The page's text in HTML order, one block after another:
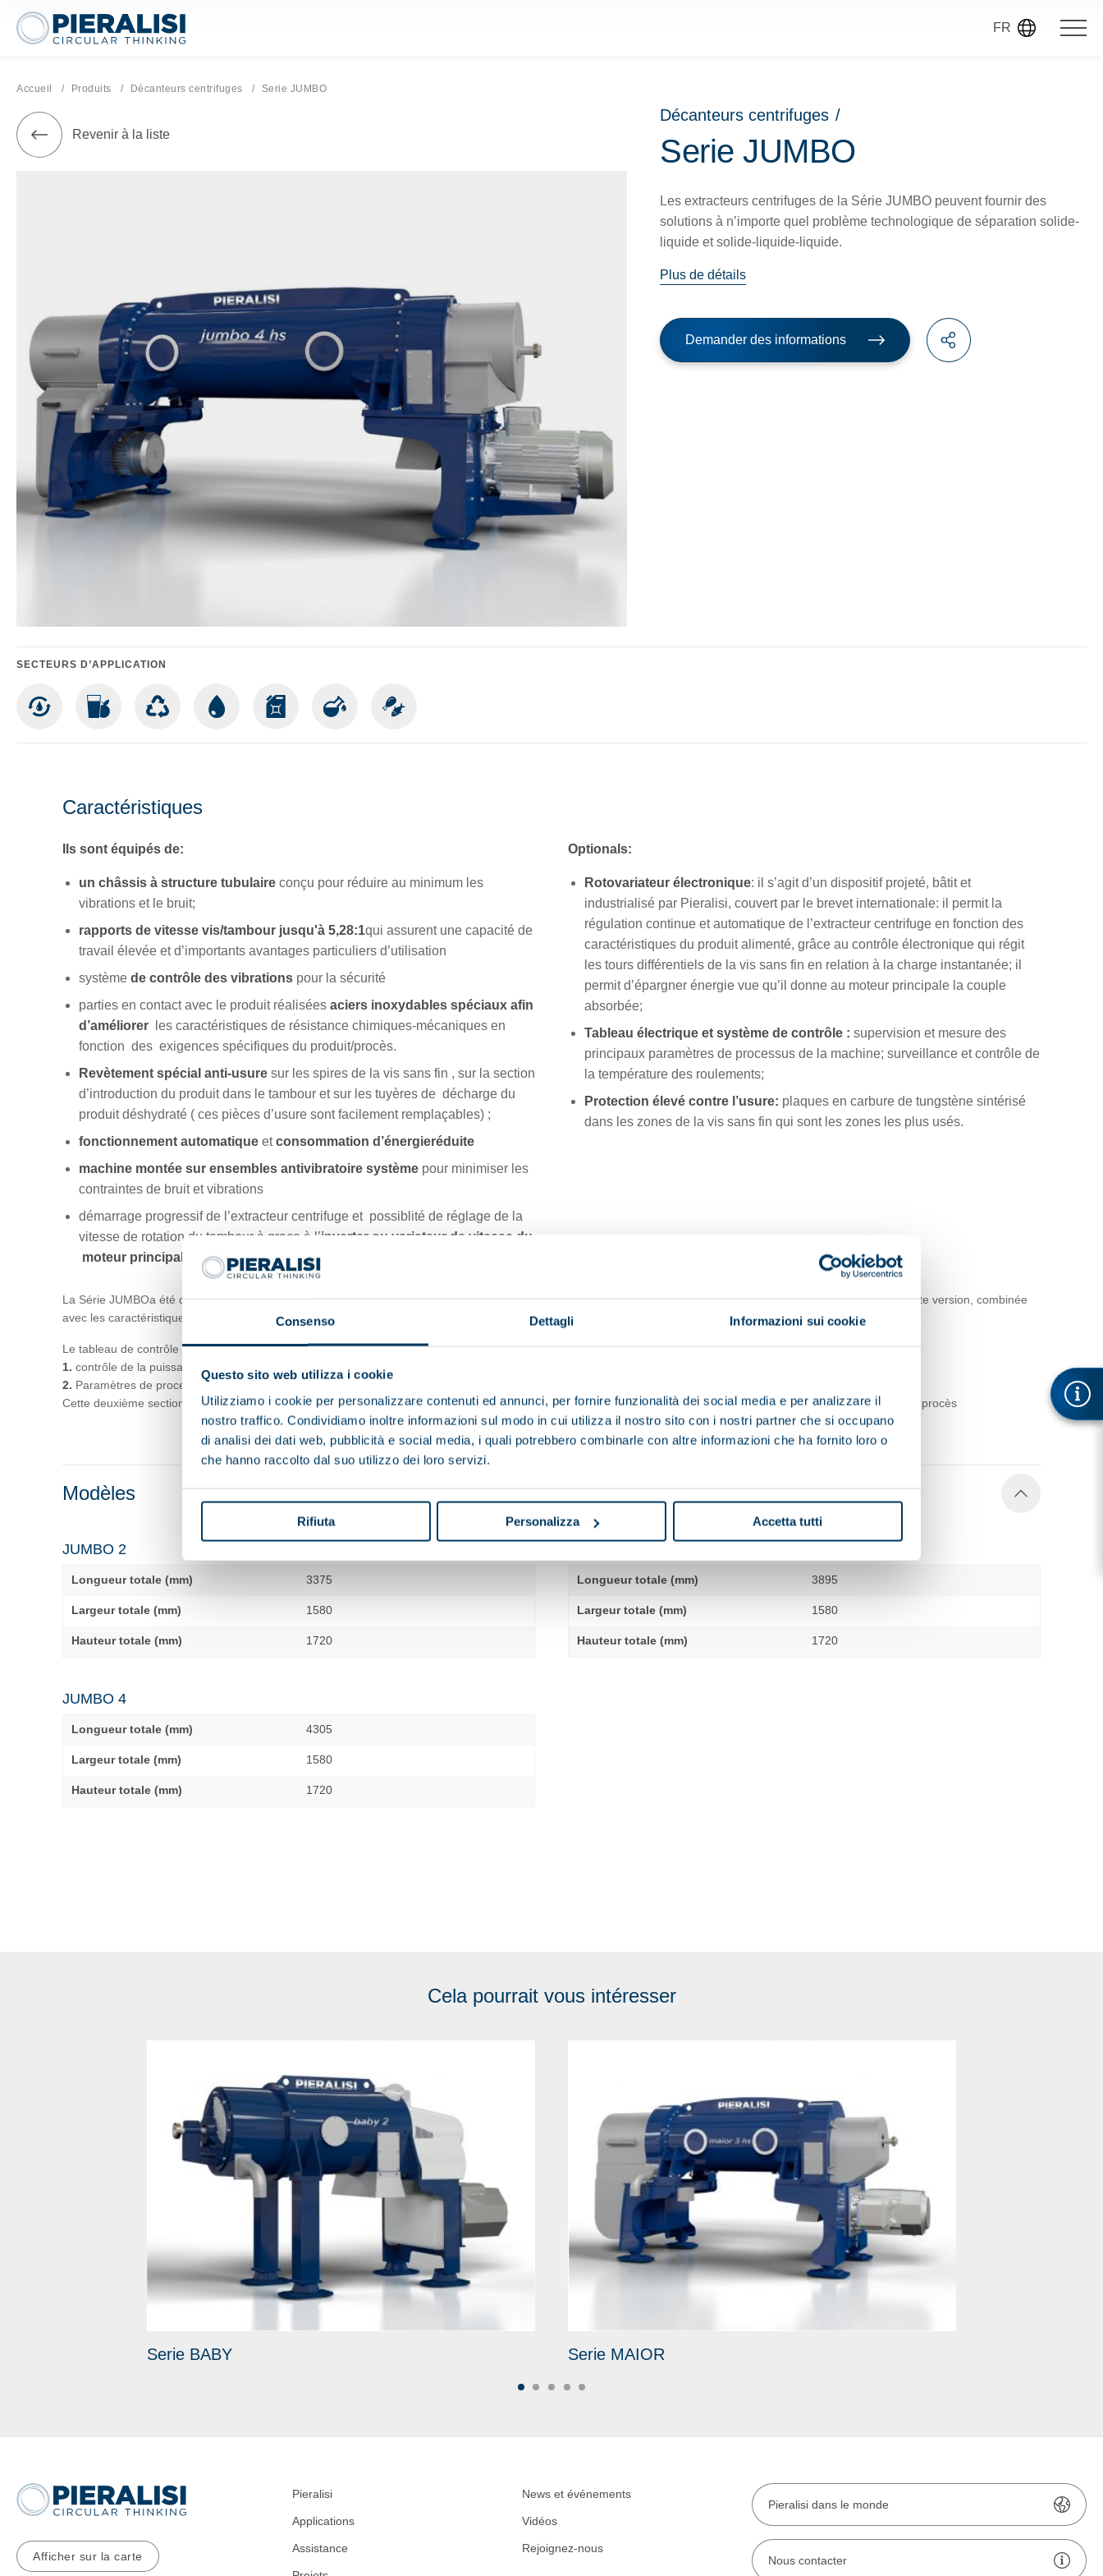
Consenso Dettagli Informazioni sui cookie
Questo sito web utilizza i cookie
Utilizziamo i cookie per personalizzare contenuti ed annunci, per fornire funzionalità dei social media e per analizzare il
nostro traffico. Condividiamo inoltre informazioni sul modo in cui utilizza il nostro sito con i nostri partner che si occupano
di analisi dei dati web, pubblicità e social media, i quali potrebbero combinarle con altre informazioni che ha fornito loro o
che hanno raccolto dal suo utilizzo dei loro servizi.
Rifiuta Personalizza Accetta tutti
Pieralisi Maip Spa FR
Accueil Produits Décanteurs centrifuges Page actuelle:
Serie JUMBO
Revenir à la liste
Décanteurs centrifuges /
Serie JUMBO
Les extracteurs centrifuges de la Série JUMBO peuvent fournir des
solutions à n’importe quel problème technologique de séparation solide-
liquide et solide-liquide-liquide.
Plus de détails
Demander des informations
SECTEURS D’APPLICATION
Caractéristiques
Ils sont équipés de:
un châssis à structure tubulaire conçu pour réduire au minimum les
vibrations et le bruit;
rapports de vitesse vis/tambour jusqu'à 5,28:1qui assurent une capacité de
travail élevée et d’importants avantages particuliers d’utilisation
système de contrôle des vibrations pour la sécurité
parties en contact avec le produit réalisées aciers inoxydables spéciaux afin
d’améliorer les caractéristiques de résistance chimiques-mécaniques en
fonction des exigences spécifiques du produit/procès.
Revètement spécial anti-usure sur les spires de la vis sans fin , sur la section
d’introduction du produit dans le tambour et sur les tuyères de décharge du
produit déshydraté ( ces pièces d’usure sont facilement remplaçables) ;
fonctionnement automatique etconsommation d’énergieréduite
machine montée sur ensembles antivibratoire système pour minimiser les
contraintes de bruit et vibrations
démarrage progressif de l’extracteur centrifuge et possiblité de réglage de la
vitesse de rotation du tambour à grace à l’inverter ou variateur de vitesse du
moteur principal
Optionals:
Rotovariateur électronique: il s’agit d’un dispositif projeté, bâtit et
industrialisé par Pieralisi, couvert par le brevet internationale: il permit la
régulation continue et automatique de l’extracteur centrifuge en fonction des
caractéristiques du produit alimenté, grâce au contrôle électronique qui régit
les tours différentiels de la vis sans fin en relation à la charge instantanée; il
permit d’épargner énergie vue qu’il donne au moteur principale la couple
absorbée;
Tableau électrique et système de contrôle : supervision et mesure des
principaux paramètres de processus de la machine; surveillance et contrôle de
la température des roulements;
Protection élevé contre l’usure: plaques en carbure de tungstène sintérisé
dans les zones de la vis sans fin qui sont les zones les plus usés.
La Série JUMBOa été conçue pour travailler en mode de régulation du tambour. Les paramètres sont contrôlés et gérés par un tableau électrique à écran tactile. Cette version, combinée
avec les caractéristiques propres de notre décanteur centrifuge, maximalise le résidus sec obtenu
Le tableau de contrôle conçu pour la série JUMBO est compose par deux sections:
1. contrôle de la puissance et des commandes
2. Paramètres de processus et contrôle du fonctionnement du matériel.
Cette deuxième section est visualisée sur un tableau operateur qui permet la constante surveillance des conditions fonctionnelle des matériels et des paramètres du procès
Modèles
JUMBO 2
Longueur totale (mm) 3375
Largeur totale (mm) 1580
Hauteur totale (mm) 1720
Longueur totale (mm) 3895
Largeur totale (mm) 1580
Hauteur totale (mm) 1720
JUMBO 4
Longueur totale (mm) 4305
Largeur totale (mm) 1580
Hauteur totale (mm) 1720
Cela pourrait vous intéresser
Serie BABY Serie MAIOR
Afficher sur la carte
Pieralisi
Applications
Assistance
News et événements
Vidéos
Rejoignez-nous
Pieralisi dans le monde
Nous contacter